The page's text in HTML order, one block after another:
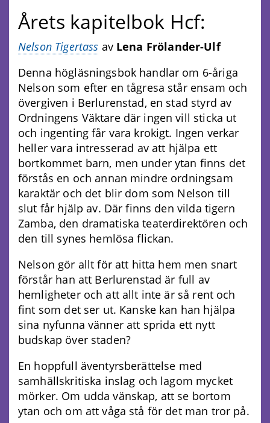
Årets kapitelbok Hcf:
Nelson Tigertass av Lena Frölander-Ulf
Denna högläsningsbok handlar om 6-åriga
Nelson som efter en tågresa står ensam och
övergiven i Berlurenstad, en stad styrd av
Ordningens Väktare där ingen vill sticka ut
och ingenting får vara krokigt. Ingen verkar
heller vara intresserad av att hjälpa ett
bortkommet barn, men under ytan finns det
förstås en och annan mindre ordningsam
karaktär och det blir dom som Nelson till
slut får hjälp av. Där finns den vilda tigern
Zamba, den dramatiska teaterdirektören och
den till synes hemlösa flickan.
Nelson gör allt för att hitta hem men snart
förstår han att Berlurenstad är full av
hemligheter och att allt inte är så rent och
fint som det ser ut. Kanske kan han hjälpa
sina nyfunna vänner att sprida ett nytt
budskap över staden?
En hoppfull äventyrsberättelse med
samhällskritiska inslag och lagom mycket
mörker. Om udda vänskap, att se bortom
ytan och om att våga stå för det man tror på.